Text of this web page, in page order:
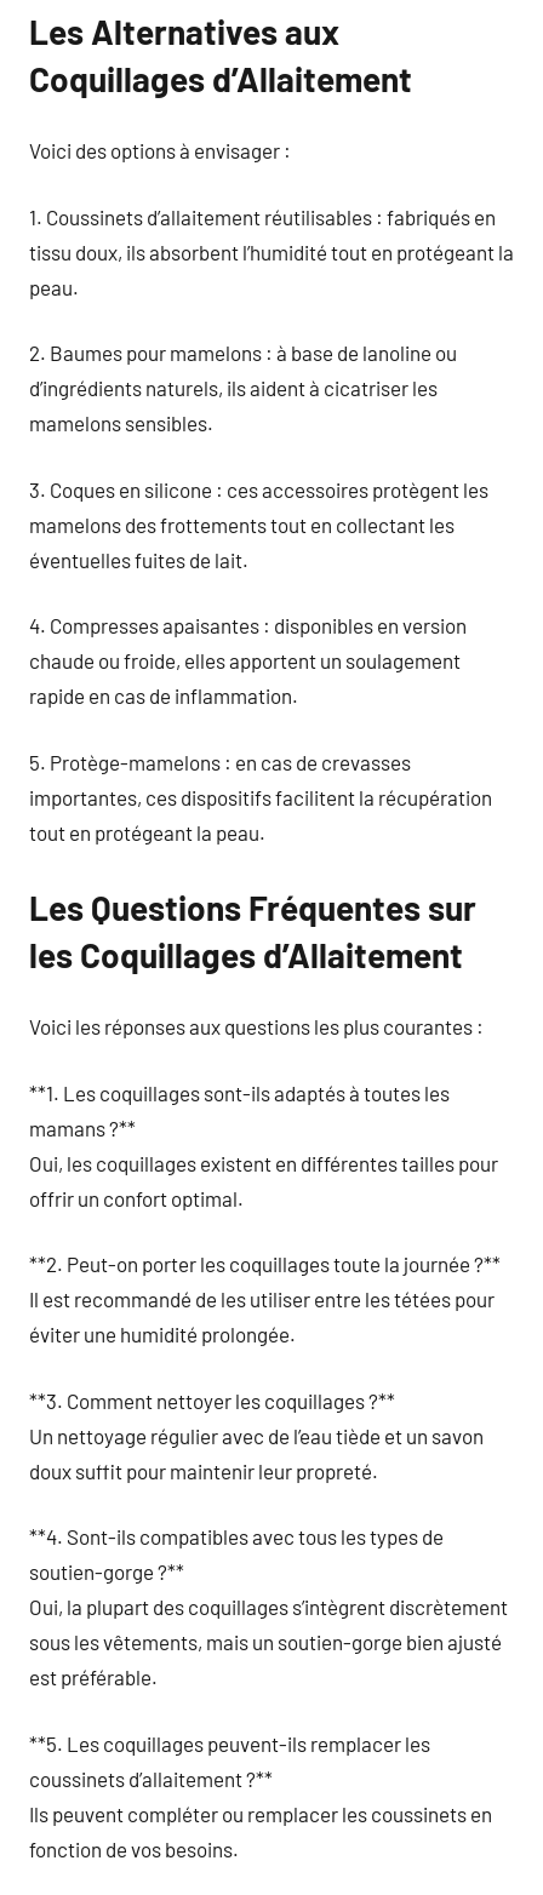
Les Alternatives aux
Coquillages d’Allaitement
Voici des options à envisager :
1. Coussinets d’allaitement réutilisables : fabriqués en
tissu doux, ils absorbent l’humidité tout en protégeant la
peau.
2. Baumes pour mamelons : à base de lanoline ou
d’ingrédients naturels, ils aident à cicatriser les
mamelons sensibles.
3. Coques en silicone : ces accessoires protègent les
mamelons des frottements tout en collectant les
éventuelles fuites de lait.
4. Compresses apaisantes : disponibles en version
chaude ou froide, elles apportent un soulagement
rapide en cas de inflammation.
5. Protège-mamelons : en cas de crevasses
importantes, ces dispositifs facilitent la récupération
tout en protégeant la peau.
Les Questions Fréquentes sur
les Coquillages d’Allaitement
Voici les réponses aux questions les plus courantes :
**1. Les coquillages sont-ils adaptés à toutes les
mamans ?**
Oui, les coquillages existent en différentes tailles pour
offrir un confort optimal.
**2. Peut-on porter les coquillages toute la journée ?**
Il est recommandé de les utiliser entre les tétées pour
éviter une humidité prolongée.
**3. Comment nettoyer les coquillages ?**
Un nettoyage régulier avec de l’eau tiède et un savon
doux suffit pour maintenir leur propreté.
**4. Sont-ils compatibles avec tous les types de
soutien-gorge ?**
Oui, la plupart des coquillages s’intègrent discrètement
sous les vêtements, mais un soutien-gorge bien ajusté
est préférable.
**5. Les coquillages peuvent-ils remplacer les
coussinets d’allaitement ?**
Ils peuvent compléter ou remplacer les coussinets en
fonction de vos besoins.